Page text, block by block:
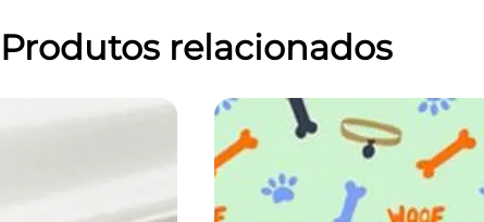
Produtos relacionados